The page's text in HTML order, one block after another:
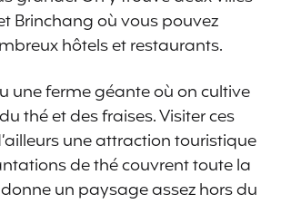
Brinchang où vous pouvez
hôtels et restaurants.
une ferme géante où on cultive
thé et des fraises. Visiter ces
une attraction touristique
de thé couvrent toute la
un paysage assez hors du